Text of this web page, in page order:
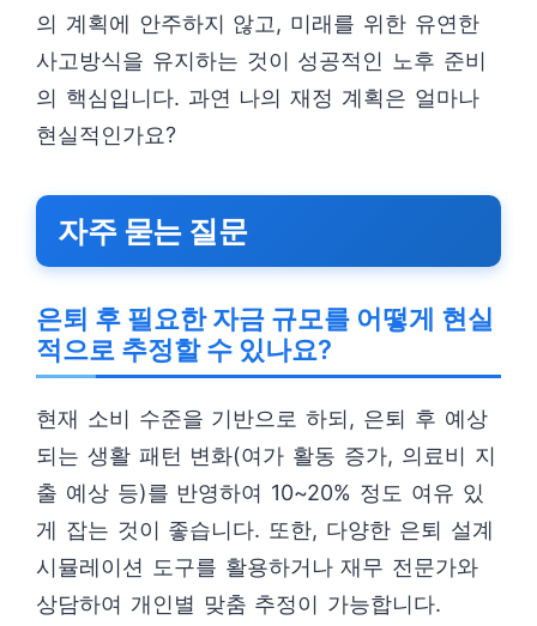
의 계획에 안주하지 않고, 미래를 위한 유연한
사고방식을 유지하는 것이 성공적인 노후 준비
의 핵심입니다. 과연 나의 재정 계획은 얼마나
현실적인가요?
자주 묻는 질문
은퇴 후 필요한 자금 규모를 어떻게 현실
적으로 추정할 수 있나요?
현재 소비 수준을 기반으로 하되, 은퇴 후 예상
되는 생활 패턴 변화(여가 활동 증가, 의료비 지
출 예상 등)를 반영하여 10~20% 정도 여유 있
게 잡는 것이 좋습니다. 또한, 다양한 은퇴 설계
시뮬레이션 도구를 활용하거나 재무 전문가와
상담하여 개인별 맞춤 추정이 가능합니다.